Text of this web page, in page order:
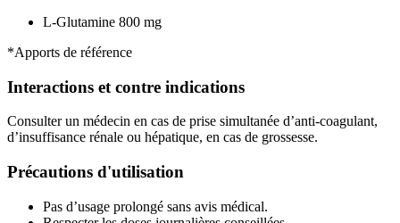
L-Glutamine 800 mg
*Apports de référence
Interactions et contre indications
Consulter un médecin en cas de prise simultanée d’anti-coagulant,
d’insuffisance rénale ou hépatique, en cas de grossesse.
Précautions d'utilisation
Pas d’usage prolongé sans avis médical.